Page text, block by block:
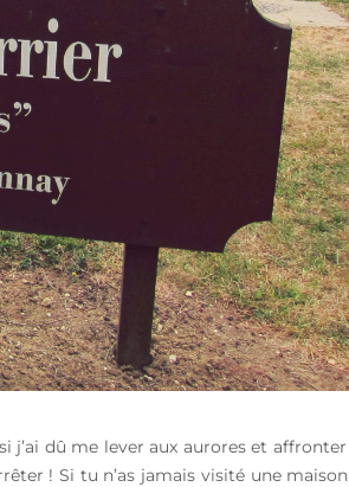
j’ai dû me lever aux aurores et affronter
! Si tu n’as jamais visité une